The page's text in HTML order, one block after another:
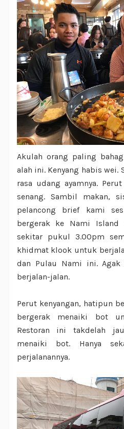
Akulah orang paling
alah ini. Kenyang habis wei.
rasa udang ayamnya.
senang. Sambil makan,
pelancong brief kami
bergerak ke Nami
sekitar pukul 3.00pm
khidmat klook untuk
dan Pulau Nami ini.
berjalan-jalan.
Perut kenyangan, hatipun
bergerak menaiki bot
Restoran ini takdelah
menaiki bot. Hanya
perjalanannya.